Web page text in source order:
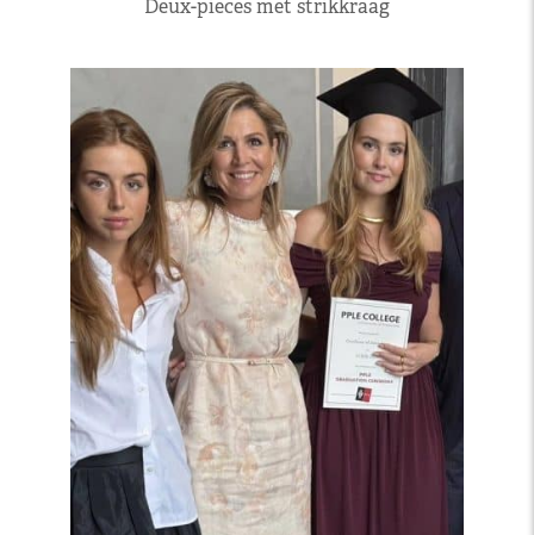
Deux-pieces met strikkraag